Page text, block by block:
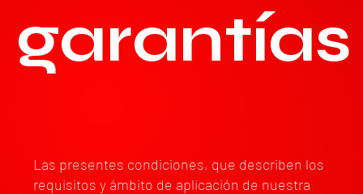
garantías
Las presentes condiciones, que describen los
requisitos y ámbito de aplicación de nuestra